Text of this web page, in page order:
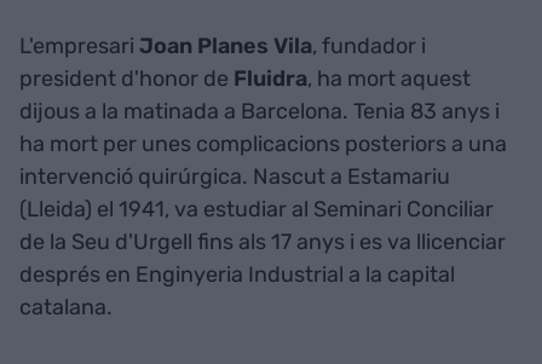
L'empresari Joan Planes Vila, fundador i
president d'honor de Fluidra, ha mort aquest
dijous a la matinada a Barcelona. Tenia 83 anys i
ha mort per unes complicacions posteriors a una
intervenció quirúrgica. Nascut a Estamariu
(Lleida) el 1941, va estudiar al Seminari Conciliar
de la Seu d'Urgell fins als 17 anys i es va llicenciar
després en Enginyeria Industrial a la capital
catalana.